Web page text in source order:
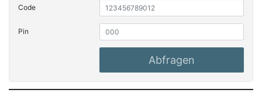
Code
Pin
Abfragen